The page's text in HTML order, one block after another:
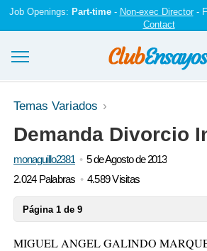
Job Openings: Part-time- Non-exec Director-
Contact
Ensayos y trabajos
Registrarse
Iniciar sesión
Temas Variados
Demanda Divorcio
monaguillo2381
5 de Agosto de 2013
2.024 Palabras
4.589 Visitas
Página 1 de 9
MIGUEL ANGEL GALINDO